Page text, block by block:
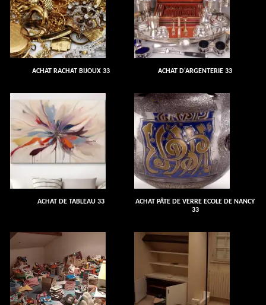
ACHAT RACHAT BIJOUX 33 ACHAT D'ARGENTERIE 33
ACHAT DE TABLEAU 33
ACHAT PÂTE DE VERRE ECOLE DE NANCY
33